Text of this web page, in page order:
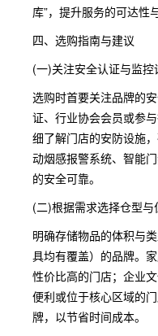
库”，提升服务的可达性
四、选购指南与建议
(一)关注安全认证与监控
选购时首要关注品牌的
证、行业协会会员或参
细了解门店的安防设施
动烟感报警系统、智能
的安全可靠。
(二)根据需求选择仓型与
明确存储物品的体积与
具均有覆盖）的品牌。
性价比高的门店；企业
便利或位于核心区域的
牌，以节省时间成本。